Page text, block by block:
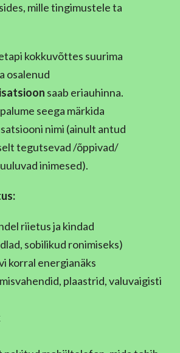
mille tingimustele ta
kokkuvõttes suurima
osalenud
saab eriauhinna.
seega märkida
nimi (ainult antud
tegutsevad /õppivad/
inimesed).
riietus ja kindad
sobilikud ronimiseks)
korral energianäks
plaastrid, valuvaigisti